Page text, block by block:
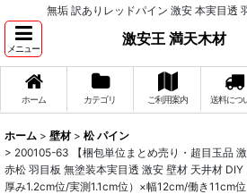
無垢 訳ありレッドパイン 激安 本実目透
メニュー
激安王 満天木材
ホーム カテゴリ ご利用案内 送料につ
ホーム > 壁材 > 松 パイン
> 200105-63 【梱包単位まとめ売り・超目玉品
赤松 羽目板 無塗装本実目透 激安 壁材 天井材
厚み1.2cm位/実測1.1cm位）×幅12cm/働き11cm位